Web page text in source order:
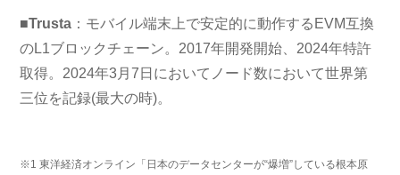
■Trusta ：モバイル端末上で安定的に動作するEVM互換
のL1ブロックチェーン。2017年開発開始、2024年特許
取得。2024年3月7日においてノード数において世界第
三位を記録(最大の時)。
※1 東洋経済オンライン「日本のデータセンターが“爆増”している根本原